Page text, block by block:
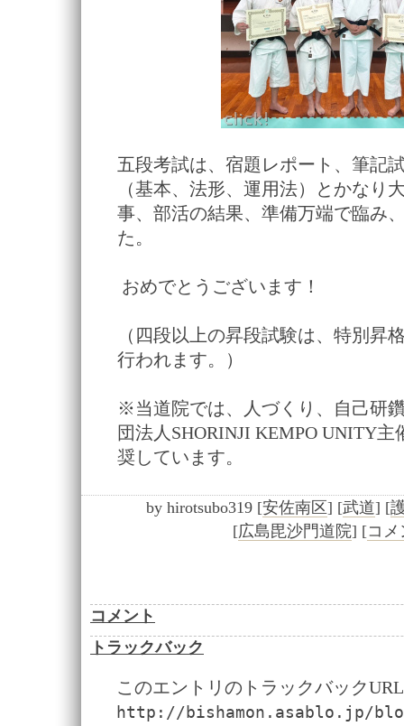
五段考試は、宿題レポート、筆記
（基本、法形、運用法）とかなり
事、部活の結果、準備万端で臨み
た。
おめでとうございます！
（四段以上の昇段試験は、特別昇
行われます。）
※当道院では、人づくり、自己研
団法人SHORINJI KEMPO UNITY
奨しています。
by hirotsubo319 [安佐南区] [武道] [
[広島毘沙門道院] [コメ
コメント
トラックバック
このエントリのトラックバック
http://bishamon.asablo.jp/